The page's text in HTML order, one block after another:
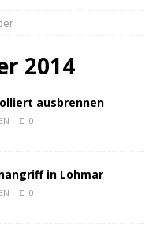
2014
ausbrennen
0
in Lohmar
0